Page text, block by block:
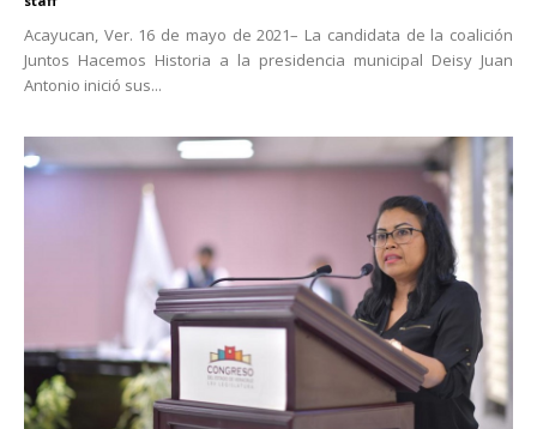
Acayucan, Ver. 16 de mayo de 2021– La candidata de la coalición
Juntos Hacemos Historia a la presidencia municipal Deisy Juan
Antonio inició sus...